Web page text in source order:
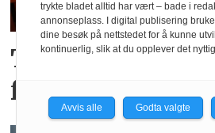
Tror de «brune»
får en ny
trykte bladet alltid har vært – bade i
annonseplass. I digital publisering
dine besøk på nettstedet for å kunne
kontinuerlig, slik at du opplever det
Avvis alle Godta valgte